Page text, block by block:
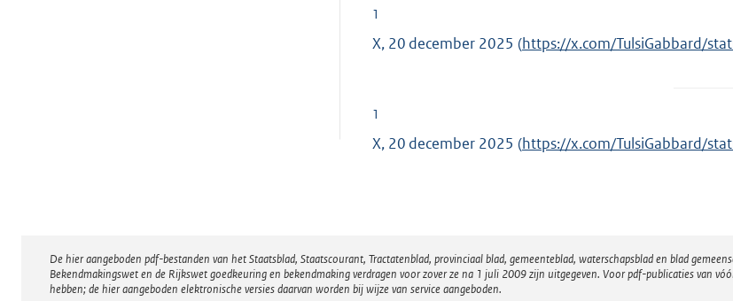
1
X, 20 december 2025 (E
r
n
k
https://x.com/TulsiGabbard/
1
X, 20 december 2025 (E
n
https://x.com/TulsiGabbard/
Disclaimer
De hier aangeboden pdf-bestanden van het Staatsblad, Staatscourant, Tractatenblad, provinciaal blad, gemeenteblad, waterschapsblad en blad
Bekendmakingswet en de Rijkswet goedkeuring en bekendmaking verdragen voor zover ze na 1 juli 2009 zijn uitgegeven. Voor pdf-publicaties van
hebben; de hier aangeboden elektronische versies daarvan worden bij wijze van service aangeboden.